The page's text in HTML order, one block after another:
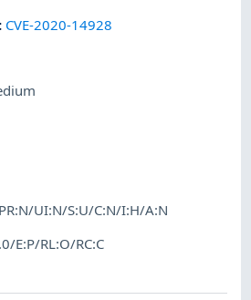
: CVE-2020-14928
UI:N/S:U/C:N/I:H/A:N
E:P/RL:O/RC:C